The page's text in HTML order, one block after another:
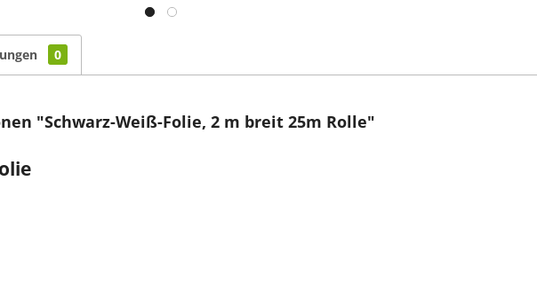
0
"Schwarz-Weiß-Folie, 2 m breit 25m Rolle"